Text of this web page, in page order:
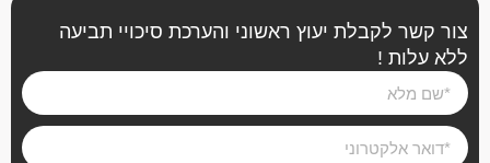
צור קשר לקבלת יעוץ ראשוני והערכת סיכויי תביעה
ללא עלות !